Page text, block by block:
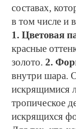
составах,
в том числе и
1. Цветовая
красные
золото. 2.
внутри шара.
искрящимися
тропическое
искрящихся